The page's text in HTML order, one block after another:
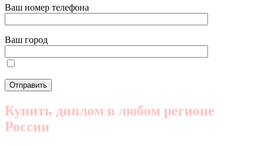
Ваш номер телефона
Ваш город
Купить диплом в любом регионе
России